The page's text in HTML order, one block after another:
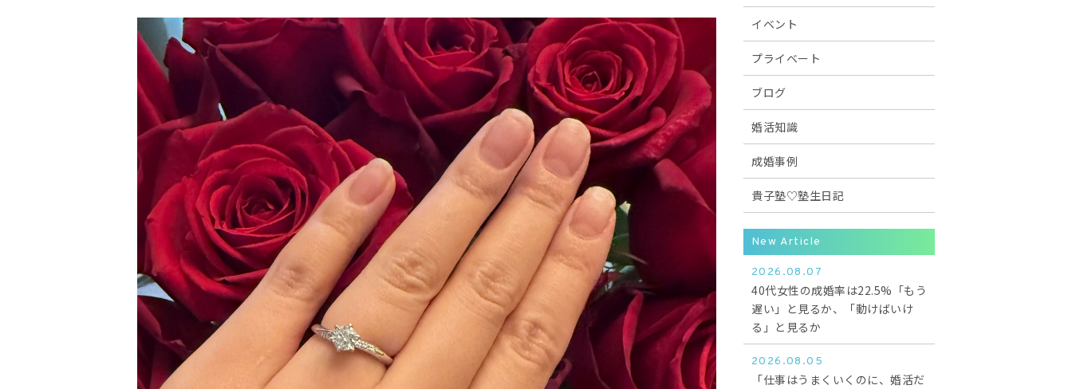
イベント
プライベート
ブログ
婚活知識
成婚事例
貴子塾♡塾生日記
New Article
2026.08.07
40代女性の成婚率は22.5%「もう
遅い」と見るか、「動けばいけ
る」と見るか
2026.08.05
「仕事はうまくいくのに、婚活だ